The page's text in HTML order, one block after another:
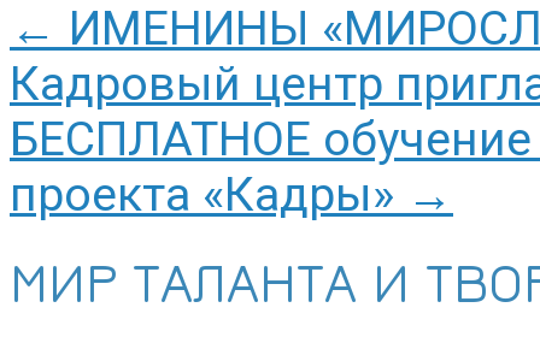
← ИМЕНИНЫ
Кадровый центр
БЕСПЛАТНОЕ
проекта «Кадры» →
МИР ТАЛАНТА И